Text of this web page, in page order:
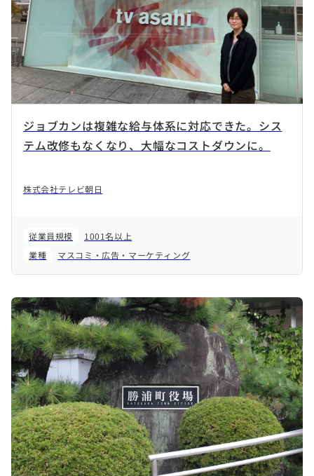
ジョブカンは複雑な給与体系に対応できた。シス
テム改修もなくなり、大幅なコストダウンに。
株式会社テレビ朝日
従業員規模
1001名以上
業種
マスコミ・広告・マーケティング